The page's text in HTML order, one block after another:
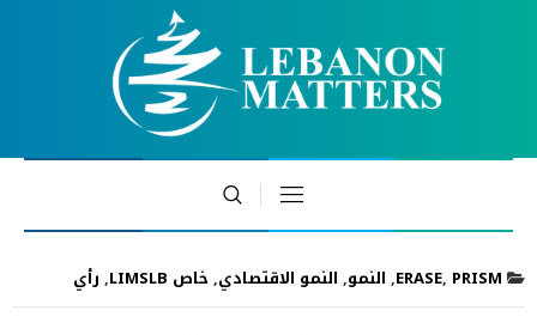
ERASE, PRISM
, النمو, النمو الاقتصادي, خاص LIMSLB , رأي